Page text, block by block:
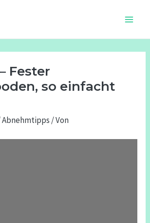
Fester
so einfacht
Abnehmtipps / Von